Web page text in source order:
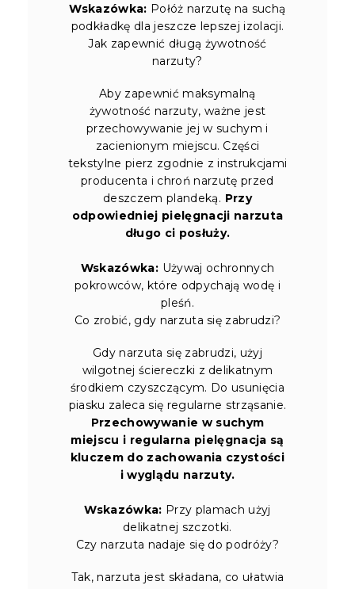
Wskazówka: Połóż narzutę na suchą
podkładkę dla jeszcze lepszej izolacji.
Jak zapewnić długą żywotność
narzuty?
Aby zapewnić maksymalną
żywotność narzuty, ważne jest
przechowywanie jej w suchym i
zacienionym miejscu. Części
tekstylne pierz zgodnie z instrukcjami
producenta i chroń narzutę przed
deszczem plandeką. Przy
odpowiedniej pielęgnacji narzuta
długo ci posłuży.
Wskazówka: Używaj ochronnych
pokrowców, które odpychają wodę i
pleśń.
Co zrobić, gdy narzuta się zabrudzi?
Gdy narzuta się zabrudzi, użyj
wilgotnej ściereczki z delikatnym
środkiem czyszczącym. Do usunięcia
piasku zaleca się regularne strząsanie.
Przechowywanie w suchym
miejscu i regularna pielęgnacja są
kluczem do zachowania czystości
i wyglądu narzuty.
Wskazówka: Przy plamach użyj
delikatnej szczotki.
Czy narzuta nadaje się do podróży?
Tak, narzuta jest składana, co ułatwia